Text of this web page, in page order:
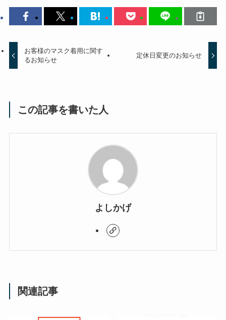
お客様のマスク着用に関す
るお知らせ
定休日変更のお知らせ
この記事を書いた人
よしかげ
関連記事